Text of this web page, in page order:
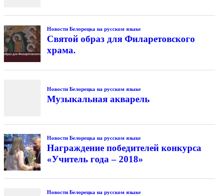
Новости Белорецка на русском языке
Святой образ для Филаретовского
храма.
Новости Белорецка на русском языке
Музыкальная акварель
Новости Белорецка на русском языке
Награждение победителей конкурса
«Учитель года – 2018»
Новости Белорецка на русском языке